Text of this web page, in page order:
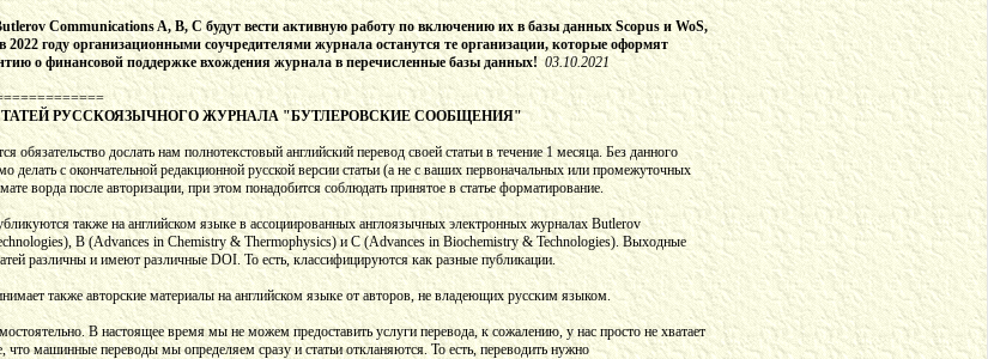
Communications A, B, C будут вести активную работу по включению их в базы данных Scopus и WoS,
2022 году организационными соучредителями журнала останутся те организации, которые оформят
о финансовой поддержке вхождения журнала в перечисленные базы данных! 03.10.2021
РУССКОЯЗЫЧНОГО ЖУРНАЛА "БУТЛЕРОВСКИЕ СООБЩЕНИЯ"
обязательство дослать нам полнотекстовый английский перевод своей статьи в течение 1 месяца. Без данного
делать с окончательной редакционной русской версии статьи (а не с ваших первоначальных или промежуточных
ворда после авторизации, при этом понадобится соблюдать принятое в статье форматирование.
также на английском языке в ассоциированных англоязычных электронных журналах Butlerov
B (Advances in Chemistry & Thermophysics) и С (Advances in Biochemistry & Technologies). Выходные
различны и имеют различные DOI. То есть, классифицируются как разные публикации.
также авторские материалы на английском языке от авторов, не владеющих русским языком.
В настоящее время мы не можем предоставить услуги перевода, к сожалению, у нас просто не хватает
что машинные переводы мы определяем сразу и статьи откланяются. То есть, переводить нужно